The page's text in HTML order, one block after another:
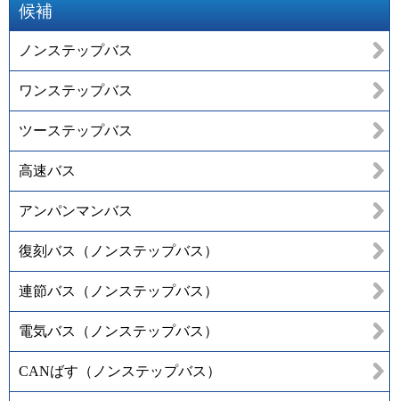
候補
ノンステップバス
ワンステップバス
ツーステップバス
高速バス
アンパンマンバス
復刻バス（ノンステップバス）
連節バス（ノンステップバス）
電気バス（ノンステップバス）
CANばす（ノンステップバス）